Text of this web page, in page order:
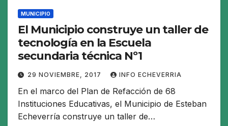
MUNICIPIO
El Municipio construye un taller de
tecnología en la Escuela
secundaria técnica Nº1
29 NOVIEMBRE, 2017 INFO ECHEVERRIA
En el marco del Plan de Refacción de 68
Instituciones Educativas, el Municipio de Esteban
Echeverría construye un taller de…